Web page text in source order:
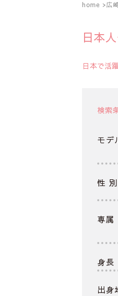
home 広
日本
日本で活
検索
モデ
性 別
専属
身長
出身